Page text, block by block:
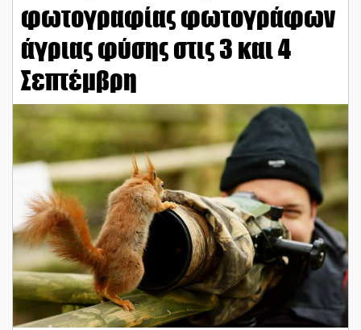
φωτογραφίας φωτογράφων
άγριας φύσης στις 3 και 4
Σεπτέμβρη